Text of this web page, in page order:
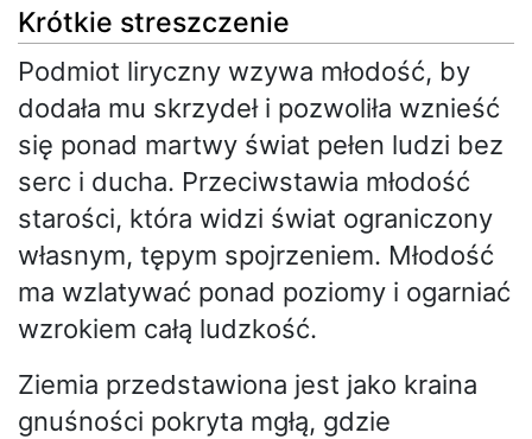
Krótkie streszczenie
Podmiot liryczny wzywa młodość, by
dodała mu skrzydeł i pozwoliła wznieść
się ponad martwy świat pełen ludzi bez
serc i ducha. Przeciwstawia młodość
starości, która widzi świat ograniczony
własnym, tępym spojrzeniem. Młodość
ma wzlatywać ponad poziomy i ogarniać
wzrokiem całą ludzkość.
Ziemia przedstawiona jest jako kraina
gnuśności pokryta mgłą, gdzie